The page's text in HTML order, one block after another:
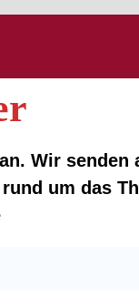
Wir senden
um das